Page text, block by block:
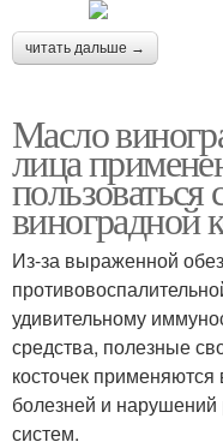
читать дальше →
Масло
лица
пользоваться
виноградной
Из-за выраженной
удивительному
средства, полезные
косточек
болезней и нарушений
систем.